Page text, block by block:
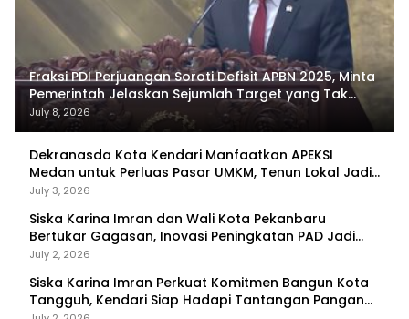
Fraksi PDI Perjuangan Soroti Defisit APBN 2025, Minta
Pemerintah Jelaskan Sejumlah Target yang Tak
Tercapai
July 8, 2026
Dekranasda Kota Kendari Manfaatkan APEKSI
Medan untuk Perluas Pasar UMKM, Tenun Lokal Jadi
Primadona
July 3, 2026
Siska Karina Imran dan Wali Kota Pekanbaru
Bertukar Gagasan, Inovasi Peningkatan PAD Jadi
Fokus Diskusi
July 2, 2026
Siska Karina Imran Perkuat Komitmen Bangun Kota
Tangguh, Kendari Siap Hadapi Tantangan Pangan